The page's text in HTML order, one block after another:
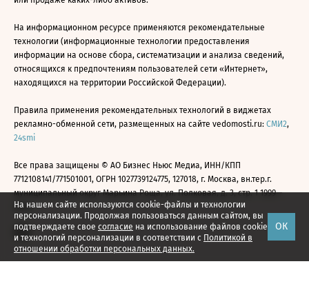
На нашем сайте используются cookie-файлы и технологии
персонализации. Продолжая пользоваться данным сайтом, вы
подтверждаете свое согласие на использование файлов cookie
и технологий персонализации в соответствии с Политикой в
отношении обработки персональных данных.
ОК
На информационном ресурсе применяются рекомендательные
технологии (информационные технологии предоставления
информации на основе сбора, систематизации и анализа сведений,
относящихся к предпочтениям пользователей сети «Интернет»,
находящихся на территории Российской Федерации).
Правила применения рекомендательных технологий в виджетах
рекламно-обменной сети, размещенных на сайте vedomosti.ru: СМИ2,
24smi
Все права защищены © АО Бизнес Ньюс Медиа, ИНН/КПП
7712108141/771501001, ОГРН 1027739124775, 127018, г. Москва, вн.тер.г.
муниципальный округ Марьина Роща, ул. Полковая, д. 3, стр. 1 1999—
2026